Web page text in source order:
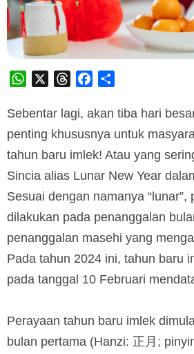
WhatsApp ThreadsFacebook
Sebentar lagi, akan tiba hari
penting khususnya untuk
tahun baru imlek! Atau yang
Sincia alias Lunar New Year
Sesuai dengan namanya “lunar”,
dilakukan pada penanggalan
penanggalan masehi yang
Pada tahun 2024 ini, tahun baru
pada tanggal 10 Februari
Perayaan tahun baru imlek
bulan pertama (Hanzi: 正月;